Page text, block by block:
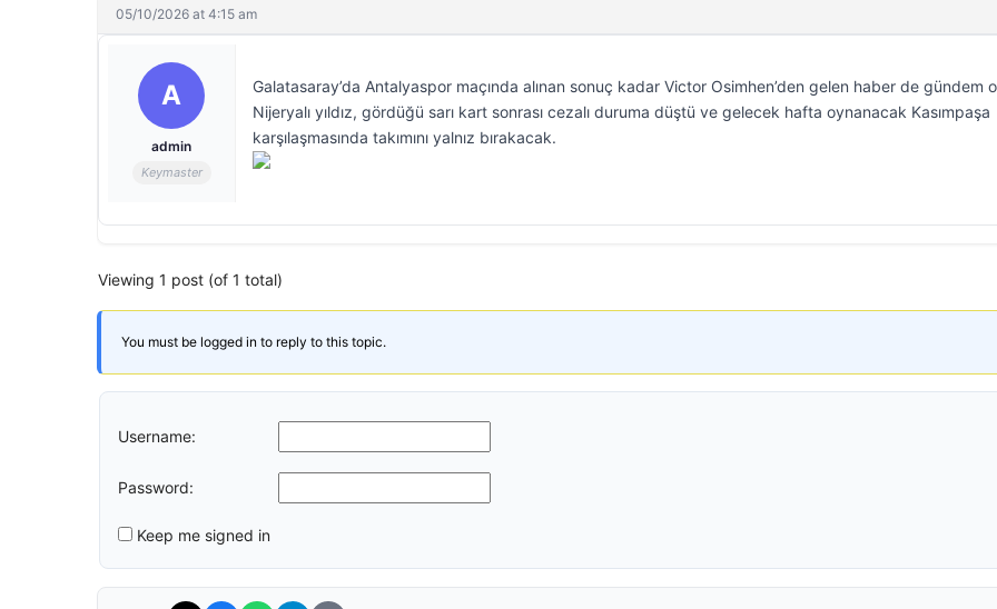
05/10/2026 at 4:15 am
A
admin
Keymaster
Galatasaray’da Antalyaspor maçında alınan sonuç kadar Victor Osimhen’den gelen haber de gündem
Nijeryalı yıldız, gördüğü sarı kart sonrası cezalı duruma düştü ve gelecek hafta oynanacak Kasımpaşa
karşılaşmasında takımını yalnız bırakacak.
Viewing 1 post (of 1 total)
You must be logged in to reply to this topic.
Username:
Password:
Keep me signed in